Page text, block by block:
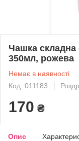
Чашка складна
350мл, рожева
Немає в наявності
Код: 011183
170 ₴
Опис